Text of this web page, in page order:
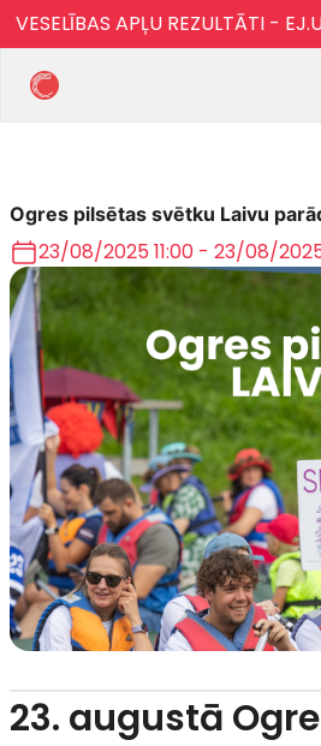
VESELĪBAS APĻU REZULTĀTI -
Ogres pilsētas svētku Laivu
23/08/2025 11:00 - 23/08/
23. augustā